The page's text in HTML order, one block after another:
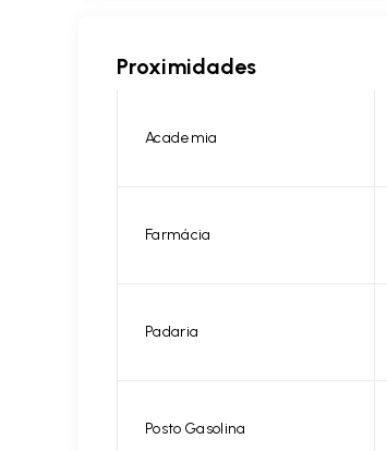
Proximidades
Academia
Farmácia
Padaria
Posto Gasolina